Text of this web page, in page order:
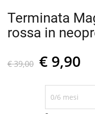
Terminata
rossa in
€39,00 Il
prezzo
originale
€ 9,90